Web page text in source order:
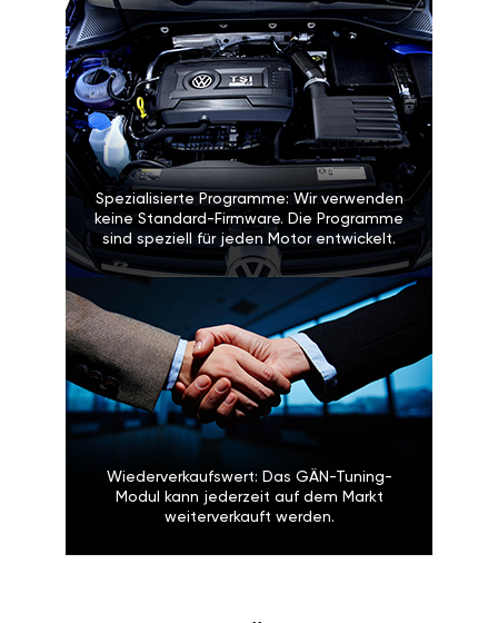
Spezialisierte Programme: Wir verwenden
keine Standard-Firmware. Die Programme
sind speziell für jeden Motor entwickelt.
Wiederverkaufswert: Das GÄN-Tuning-
Modul kann jederzeit auf dem Markt
weiterverkauft werden.